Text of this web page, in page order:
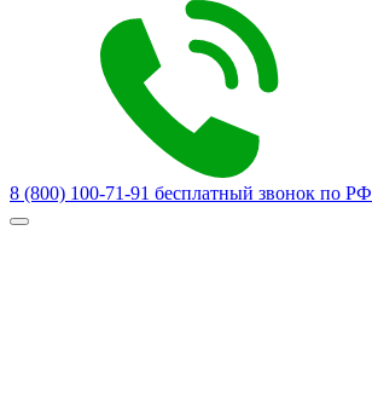
8 (800) 100-71-91 бесплатный звонок по РФ